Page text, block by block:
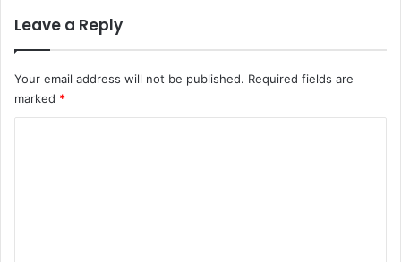
Leave a Reply
Your email address will not be published. Required fields are
marked *